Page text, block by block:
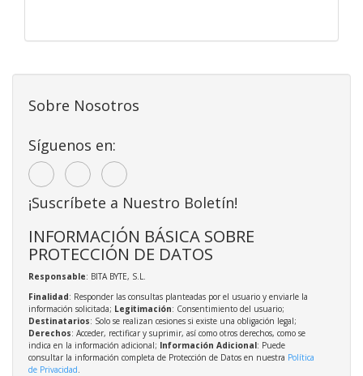
Sobre Nosotros
Síguenos en:
¡Suscríbete a Nuestro Boletín!
INFORMACIÓN BÁSICA SOBRE
PROTECCIÓN DE DATOS
Responsable: BITA BYTE, S.L.
Finalidad: Responder las consultas planteadas por el usuario y enviarle la
información solicitada; Legitimación: Consentimiento del usuario;
Destinatarios: Solo se realizan cesiones si existe una obligación legal;
Derechos: Acceder, rectificar y suprimir, así como otros derechos, como se
indica en la información adicional; Información Adicional: Puede
consultar la información completa de Protección de Datos en nuestra Política
de Privacidad